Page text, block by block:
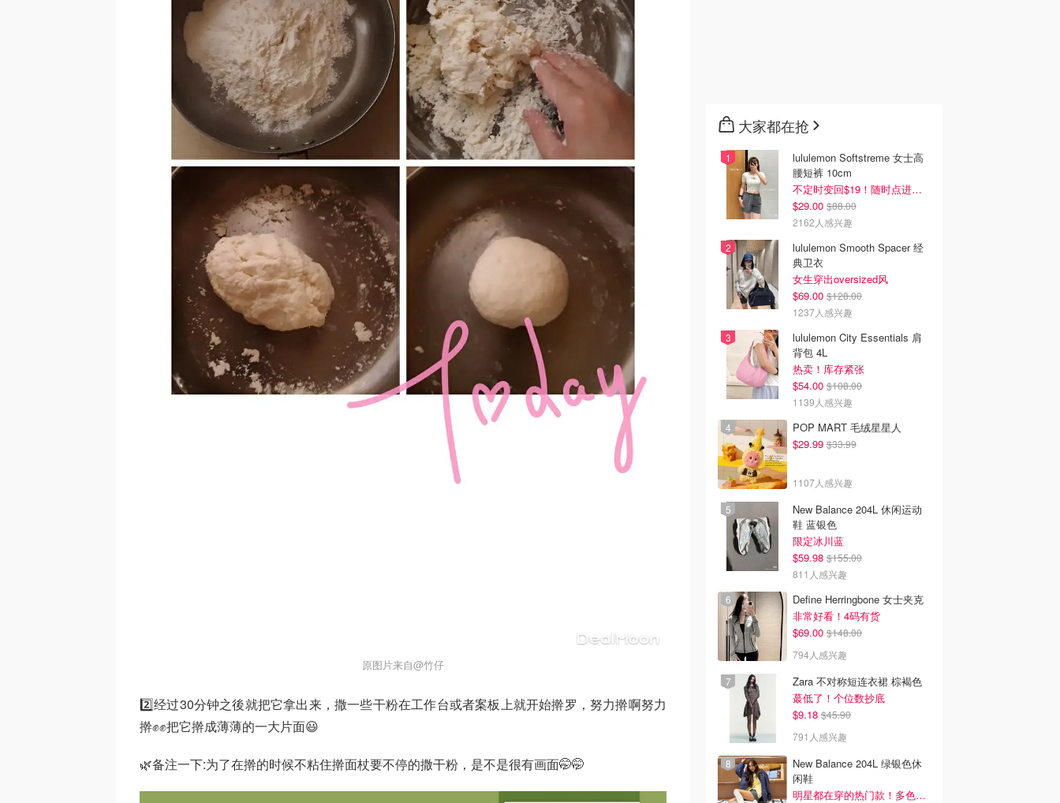
原图片来自@竹仔
2️⃣经过30分钟之後就把它拿出来，撒一些干粉在工作台或者案板上就开始擀罗，努力擀啊努力
擀✊✊把它擀成薄薄的一大片面😃
🌿备注一下:为了在擀的时候不粘住擀面杖要不停的撒干粉，是不是很有画面🤭🤭
大家都在抢
lululemon Softstreme 女士高
腰短裤 10cm
不定时变回$19！随时点进来看
$29.00 $88.00
2162人感兴趣
lululemon Smooth Spacer 经
典卫衣
女生穿出oversized风
$69.00 $128.00
1237人感兴趣
lululemon City Essentials 肩
背包 4L
热卖！库存紧张
$54.00 $108.00
1139人感兴趣
POP MART 毛绒星星人
$29.99 $33.99
1107人感兴趣
New Balance 204L 休闲运动
鞋 蓝银色
限定冰川蓝
$59.98 $155.00
811人感兴趣
Define Herringbone 女士夹克
非常好看！4码有货
$69.00 $148.00
794人感兴趣
Zara 不对称短连衣裙 棕褐色
蕞低了！个位数抄底
$9.18 $45.90
791人感兴趣
New Balance 204L 绿银色休
闲鞋
明星都在穿的热门款！多色可选 3.8折